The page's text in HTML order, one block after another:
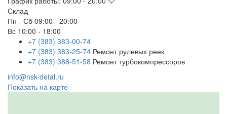
Склад
Пн - Сб 09:00 - 20:00
Вс 10:00 - 18:00
+7 (383) 383-00-74
+7 (383) 383-25-74 Ремонт рулевых реек
+7 (383) 388-51-58 Ремонт турбокомпрессоров
info@nsk-detal.ru
Показать на карте